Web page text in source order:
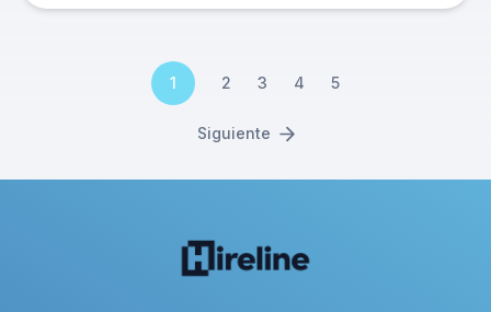
1 2 3 4 5
Siguiente